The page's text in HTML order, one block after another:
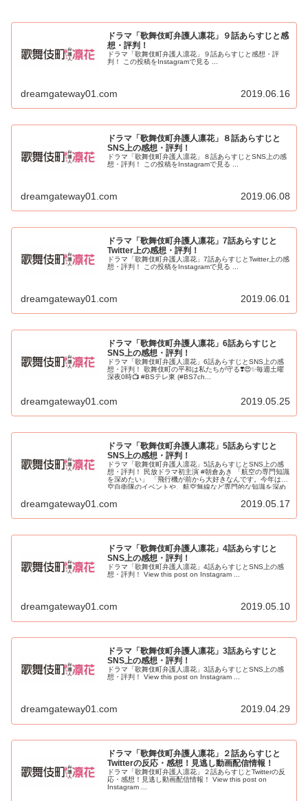
ドラマ「歌舞伎町弁護人凛花」９話あらすじと感
想・評判！
ドラマ「歌舞伎町弁護人凛花」９話あらすじと感想・評
dreamgateway01.com 2019.06.16
ドラマ「歌舞伎町弁護人凛花」８話あらすじと
SNS上の感想・評判！
ドラマ「歌舞伎町弁護人凛花」８話あらすじとSNS上の感
想・評判！ この投稿をInstagramで見る ...
dreamgateway01.com 2019.06.08
ドラマ「歌舞伎町弁護人凛花」7話あらすじと
Twitter上の感想・評判！
ドラマ「歌舞伎町弁護人凛花」7話あらすじとTwitter上の感
想・評判！ この投稿をInstagramで見る ...
dreamgateway01.com 2019.06.01
ドラマ「歌舞伎町弁護人凛花」6話あらすじと
SNS上の感想・評判！
ドラマ「歌舞伎町弁護人凛花」6話あらすじとSNS上の感
想・評判！ 歌舞伎町の平和は私たちが守る❣️😍✨毎週土曜
深夜0時📺 #BSテレ東 (#BS7ch...
dreamgateway01.com 2019.05.25
ドラマ「歌舞伎町弁護人凛花」5話あらすじと
SNS上の感想・評判！
ドラマ「歌舞伎町弁護人凛花」5話あらすじとSNS上の感
想・評判！ 民放ドラマ初主演 #朝倉あき 「航空の専門知識
を深めたい」 「飛行機が前から大好きなんです。今年は航
空自衛隊のイベントや、航空無線など専門的な知識を深め
dreamgateway01.com 2019.05.17
ドラマ「歌舞伎町弁護人凛花」4話あらすじと
SNS上の感想・評判！
ドラマ「歌舞伎町弁護人凛花」4話あらすじとSNS上の感
想・評判！ View this post on Instagram ...
dreamgateway01.com 2019.05.10
ドラマ「歌舞伎町弁護人凛花」3話あらすじと
SNS上の感想・評判！
ドラマ「歌舞伎町弁護人凛花」3話あらすじとSNS上の感
想・評判！ View this post on Instagram ...
dreamgateway01.com 2019.04.29
ドラマ「歌舞伎町弁護人凛花」２話あらすじと
Twitterの反応・感想！見逃し動画配信情報！
ドラマ「歌舞伎町弁護人凛花」２話あらすじとTwitterの反
応・感想！見逃し動画配信情報！ View this post on
Instagram ...